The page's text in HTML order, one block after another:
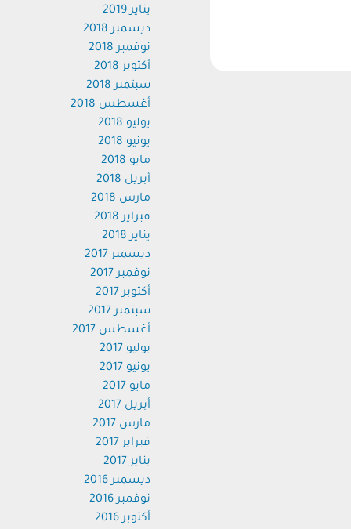
يناير 2019
ديسمبر 2018
نوفمبر 2018
أكتوبر 2018
سبتمبر 2018
أغسطس 2018
يوليو 2018
يونيو 2018
مايو 2018
أبريل 2018
مارس 2018
فبراير 2018
يناير 2018
ديسمبر 2017
نوفمبر 2017
أكتوبر 2017
سبتمبر 2017
أغسطس 2017
يوليو 2017
يونيو 2017
مايو 2017
أبريل 2017
مارس 2017
فبراير 2017
يناير 2017
ديسمبر 2016
نوفمبر 2016
أكتوبر 2016